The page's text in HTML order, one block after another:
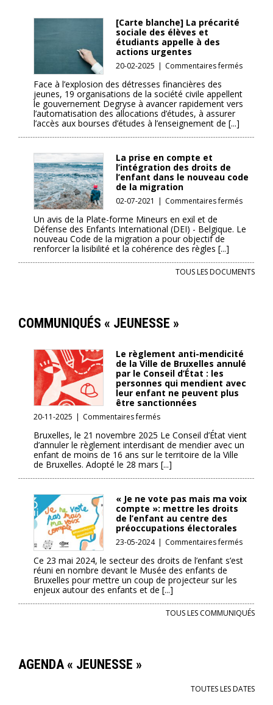
[Carte blanche] La précarité
sociale des élèves et
étudiants appelle à des
actions urgentes
20-02-2025 | Commentaires ferméssur
La
précarité
appelle
des
Face à l’explosion des détresses financières des
jeunes, 19 organisations de la société civile appellent
le gouvernement Degryse à avancer rapidement vers
l’automatisation des allocations d’études, à assurer
l’accès aux bourses d’études à l’enseignement de [...]
La prise en compte et
l’intégration des droits de
l’enfant dans le nouveau code
de la migration
02-07-2021 | Commentaires ferméssur
en
des
code
de
Un avis de la Plate-forme Mineurs en exil et de
Défense des Enfants International (DEI) - Belgique. Le
nouveau Code de la migration a pour objectif de
renforcer la lisibilité et la cohérence des règles [...]
TOUS LES DOCUMENTS
COMMUNIQUÉS « JEUNESSE »
Le règlement anti-mendicité
de la Ville de Bruxelles annulé
par le Conseil d’État : les
personnes qui mendient avec
leur enfant ne peuvent plus
être sanctionnées
20-11-2025 | Commentaires ferméssur
règlement
anti-
mendicité
de
la
de
Bruxelles
annulé
par
le
Conseil
d’État
:
les
personnes
qui
Bruxelles, le 21 novembre 2025 Le Conseil d’État vient
d’annuler le règlement interdisant de mendier avec un
enfant de moins de 16 ans sur le territoire de la Ville
de Bruxelles. Adopté le 28 mars [...]
« Je ne vote pas mais ma voix
compte »: mettre les droits
de l’enfant au centre des
préoccupations électorales
23-05-2024 | Commentaires ferméssur
ne
ma
voix
l’enfant
Ce 23 mai 2024, le secteur des droits de l’enfant s’est
réuni en nombre devant le Musée des enfants de
Bruxelles pour mettre un coup de projecteur sur les
enjeux autour des enfants et de [...]
TOUS LES COMMUNIQUÉS
AGENDA « JEUNESSE »
TOUTES LES DATES